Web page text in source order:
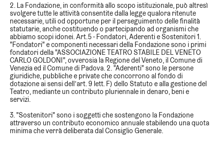
2. La Fondazione, in conformità allo scopo istituzionale, può altresì
svolgere tutte le attività consentite dalla legge qualora ritenute
necessarie, utili od opportune per il perseguimento delle finalità
statutarie, anche costituendo o partecipando ad organismi che
abbiamo scopi idonei. Art.5 - Fondatori, Aderenti e Sostenitori 1.
"Fondatori" e componenti necessari della Fondazione sono i primi
fondatori della "ASSOCIAZIONE TEATRO STABILE DEL VENETO
CARLO GOLDONI", ovverosia la Regione del Veneto, il Comune di
Venezia ed il Comune di Padova. 2. "Aderenti" sono le persone
giuridiche, pubbliche e private che concorrono al fondo di
dotazione ai sensi dell’art. 9 lett. F) dello Statuto e alla gestione del
Teatro, mediante un contributo pluriennale in denaro, beni e
servizi.
3. "Sostenitori" sono i soggetti che sostengono la Fondazione
attraverso un contributo economico annuale stabilendo una quota
minima che verrà deliberata dal Consiglio Generale.